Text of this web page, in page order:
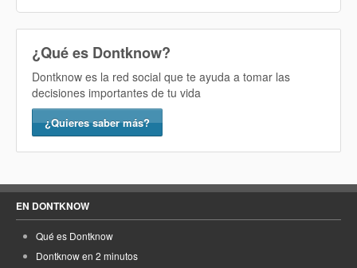
¿Qué es Dontknow?
Dontknow es la red social que te ayuda a tomar las
decisiones importantes de tu vida
¿Quieres saber más?
EN DONTKNOW
Qué es Dontknow
Dontknow en 2 minutos